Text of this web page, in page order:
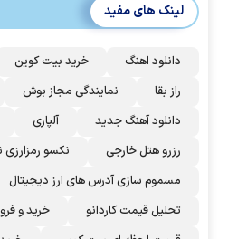
لینک های مفید
دانلود اهنگ خرید بیت کوین
راز بقا
نمایندگی مجاز بوش
دانلود آهنگ جدید
آلپاری
رزرو هتل خارجی
نکسو رمزارزی
مسموم سازی آدرس های ارز دیجیتال
تحلیل قیمت کاردانو
خرید و